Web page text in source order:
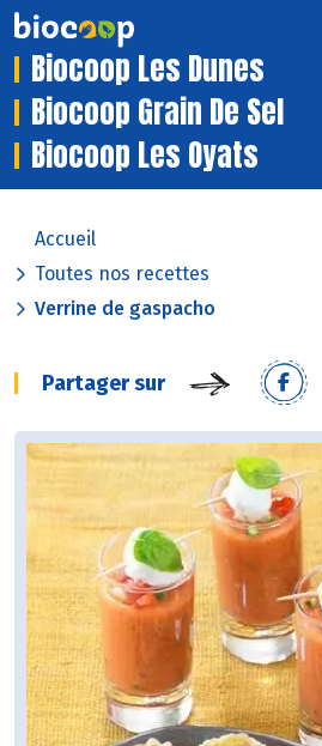
Biocoop Les Dunes
Biocoop Grain De Sel
Biocoop Les Oyats
Accueil
Toutes nos recettes
Verrine de gaspacho
Partager sur